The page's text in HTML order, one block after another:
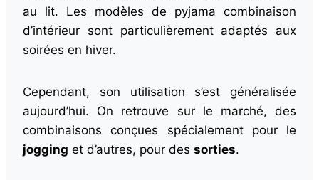
au lit. Les modèles de pyjama combinaison
d’intérieur sont particulièrement adaptés aux
soirées en hiver.
Cependant, son utilisation s’est généralisée
aujourd’hui. On retrouve sur le marché, des
combinaisons conçues spécialement pour le
jogging et d’autres, pour des sorties.